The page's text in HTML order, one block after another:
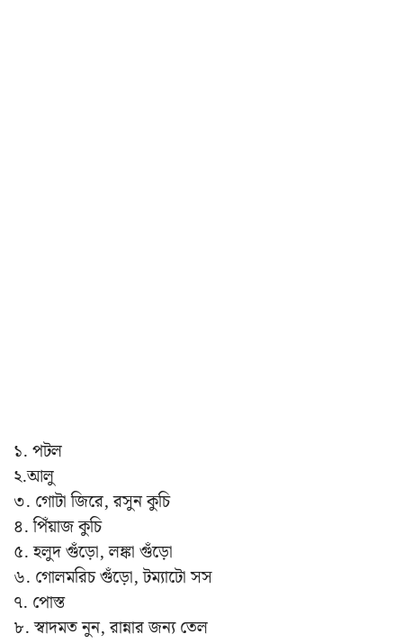
১. পটল
২.আলু
৩. গোটা জিরে, রসুন কুচি
৪. পিঁয়াজ কুচি
৫. হলুদ গুঁড়ো, লঙ্কা গুঁড়ো
৬. গোলমরিচ গুঁড়ো, টম্যাটো সস
৭. পোস্ত
৮. স্বাদমত নুন, রান্নার জন্য তেল